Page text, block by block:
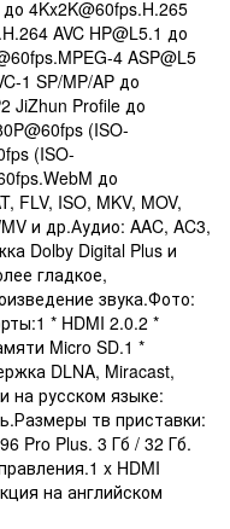
4Kx2K@60fps.H.265
AVC HP@L5.1 до
4 ASP@L5
1 SP/MP/AP до
JiZhun Profile до
(ISO-
(ISO-
до
FLV, ISO, MKV, MOV,
и др.Аудио: AAC, AC3,
Dolby Digital Plus и
гладкое,
звука.Фото:
* HDMI 2.0.2 *
Micro SD.1 *
DLNA, Miracast,
на русском языке:
тв приставки:
Pro Plus. 3 Гб / 32 Гб.
x HDMI
на английском